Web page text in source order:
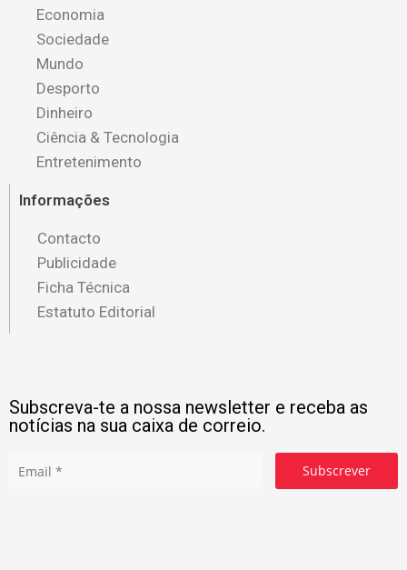
Economia
Sociedade
Mundo
Desporto
Dinheiro
Ciência & Tecnologia
Entretenimento
Informações
Contacto
Publicidade
Ficha Técnica
Estatuto Editorial
Subscreva-te a nossa newsletter e receba as
notícias na sua caixa de correio.
Subscrever